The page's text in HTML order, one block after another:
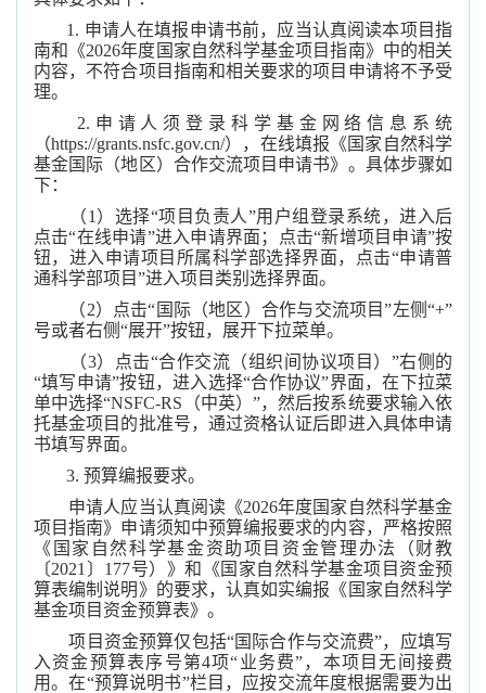
1. 申请人在填报申请书前，应当认真阅读本项目指
南和《2026年度国家自然科学基金项目指南》中的相关
内容，不符合项目指南和相关要求的项目申请将不予受
理。
2.申请人须登录科学基金网络信息系统
（https://grants.nsfc.gov.cn/），在线填报《国家自然科学
基金国际（地区）合作交流项目申请书》。具体步骤如
下：
（1）选择“项目负责人”用户组登录系统，进入后
点击“在线申请”进入申请界面；点击“新增项目申请”按
钮，进入申请项目所属科学部选择界面，点击“申请普
通科学部项目”进入项目类别选择界面。
（2）点击“国际（地区）合作与交流项目”左侧“+”
号或者右侧“展开”按钮，展开下拉菜单。
（3）点击“合作交流（组织间协议项目）”右侧的
“填写申请”按钮，进入选择“合作协议”界面，在下拉菜
单中选择“NSFC-RS（中英）”，然后按系统要求输入依
托基金项目的批准号，通过资格认证后即进入具体申请
书填写界面。
3. 预算编报要求。
申请人应当认真阅读《2026年度国家自然科学基金
项目指南》申请须知中预算编报要求的内容，严格按照
《国家自然科学基金资助项目资金管理办法（财教
〔2021〕177号）》和《国家自然科学基金项目资金预
算表编制说明》的要求，认真如实编报《国家自然科学
基金项目资金预算表》。
项目资金预算仅包括“国际合作与交流费”，应填写
入资金预算表序号第4项“业务费”，本项目无间接费
用。在“预算说明书”栏目，应按交流年度根据需要为出